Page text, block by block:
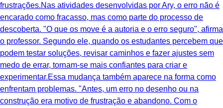
frustrações.Nas atividades desenvolvidas por Ary, o erro não é
encarado como fracasso, mas como parte do processo de
descoberta. "O que os move é a autoria e o erro seguro", afirma
o professor. Segundo ele, quando os estudantes percebem que
podem testar soluções, revisar caminhos e fazer ajustes sem
medo de errar, tornam-se mais confiantes para criar e
experimentar.Essa mudança também aparece na forma como
enfrentam problemas. "Antes, um erro no desenho ou na
construção era motivo de frustração e abandono. Com o